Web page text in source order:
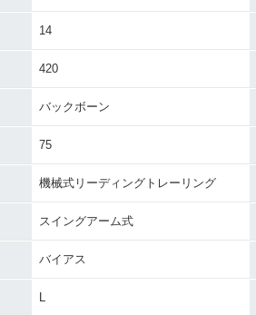
14
420
バックボーン
75
機械式リーディングトレーリング
スイングアーム式
バイアス
L